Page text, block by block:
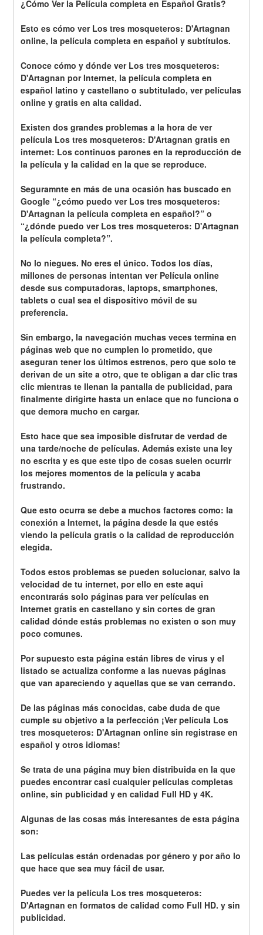
¿Cómo Ver la Película completa en Español Gratis?
Esto es cómo ver Los tres mosqueteros: D'Artagnan
online, la película completa en español y subtítulos.
Conoce cómo y dónde ver Los tres mosqueteros:
D'Artagnan por Internet, la película completa en
español latino y castellano o subtitulado, ver películas
online y gratis en alta calidad.
Existen dos grandes problemas a la hora de ver
película Los tres mosqueteros: D'Artagnan gratis en
internet: Los continuos parones en la reproducción de
la película y la calidad en la que se reproduce.
Seguramnte en más de una ocasión has buscado en
Google “¿cómo puedo ver Los tres mosqueteros:
D'Artagnan la película completa en español?” o
“¿dónde puedo ver Los tres mosqueteros: D'Artagnan
la película completa?”.
No lo niegues. No eres el único. Todos los días,
millones de personas intentan ver Película online
desde sus computadoras, laptops, smartphones,
tablets o cual sea el dispositivo móvil de su
preferencia.
Sin embargo, la navegación muchas veces termina en
páginas web que no cumplen lo prometido, que
aseguran tener los últimos estrenos, pero que solo te
derivan de un site a otro, que te obligan a dar clic tras
clic mientras te llenan la pantalla de publicidad, para
finalmente dirigirte hasta un enlace que no funciona o
que demora mucho en cargar.
Esto hace que sea imposible disfrutar de verdad de
una tarde/noche de películas. Además existe una ley
no escrita y es que este tipo de cosas suelen ocurrir
los mejores momentos de la película y acaba
frustrando.
Que esto ocurra se debe a muchos factores como: la
conexión a Internet, la página desde la que estés
viendo la película gratis o la calidad de reproducción
elegida.
Todos estos problemas se pueden solucionar, salvo la
velocidad de tu internet, por ello en este aqui
encontrarás solo páginas para ver películas en
Internet gratis en castellano y sin cortes de gran
calidad dónde estás problemas no existen o son muy
poco comunes.
Por supuesto esta página están libres de virus y el
listado se actualiza conforme a las nuevas páginas
que van apareciendo y aquellas que se van cerrando.
De las páginas más conocidas, cabe duda de que
cumple su objetivo a la perfección ¡Ver película Los
tres mosqueteros: D'Artagnan online sin registrase en
español y otros idiomas!
Se trata de una página muy bien distribuida en la que
puedes encontrar casi cualquier películas completas
online, sin publicidad y en calidad Full HD y 4K.
Algunas de las cosas más interesantes de esta página
son:
Las películas están ordenadas por género y por año lo
que hace que sea muy fácil de usar.
Puedes ver la película Los tres mosqueteros:
D'Artagnan en formatos de calidad como Full HD. y sin
publicidad.